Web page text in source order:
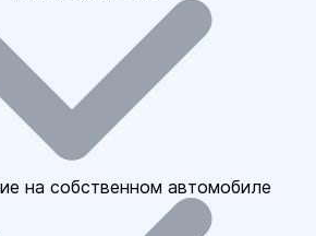
на собственном автомобиле